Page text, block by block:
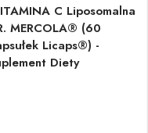
C Liposomalna
MERCOLA® (60
Licaps®) -
Diety